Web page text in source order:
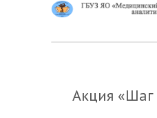
Акция «Шаг